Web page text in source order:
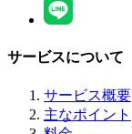
サービスについて
サービス概要
主なポイント